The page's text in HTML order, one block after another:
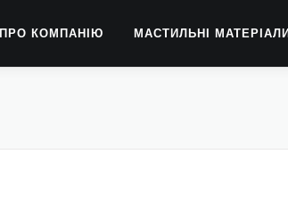
ПРО КОМПАНІЮ МАСТИЛЬНІ МАТЕРІАЛИ